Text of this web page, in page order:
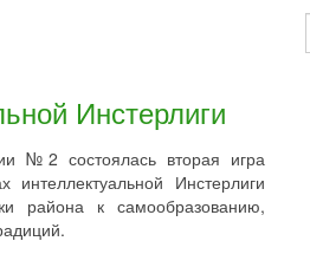
Инстерлиги
№2 состоялась вторая игра
Инстерлиги
района к самообразованию,